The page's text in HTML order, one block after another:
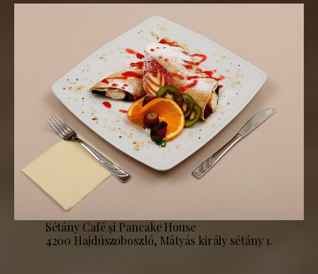
Sétány Café și Pancake House
4200 Hajdúszoboszló, Mátyás király sétány 1.